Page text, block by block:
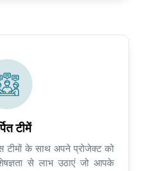
टीमें
टीमों के साथ अपने प्रोजेक्ट को
से लाभ उठाएं जो आपके